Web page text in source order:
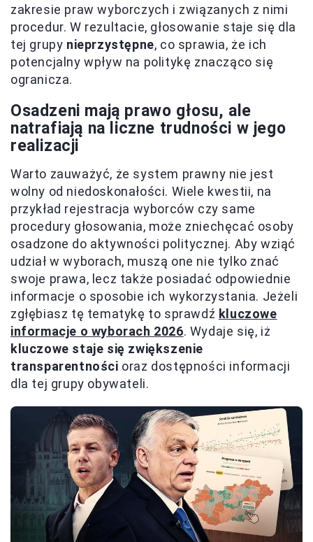
zakresie praw wyborczych i związanych z nimi
procedur. W rezultacie, głosowanie staje się dla
tej grupy nieprzystępne, co sprawia, że ich
potencjalny wpływ na politykę znacząco się
ogranicza.
Osadzeni mają prawo głosu, ale
natrafiają na liczne trudności w jego
realizacji
Warto zauważyć, że system prawny nie jest
wolny od niedoskonałości. Wiele kwestii, na
przykład rejestracja wyborców czy same
procedury głosowania, może zniechęcać osoby
osadzone do aktywności politycznej. Aby wziąć
udział w wyborach, muszą one nie tylko znać
swoje prawa, lecz także posiadać odpowiednie
informacje o sposobie ich wykorzystania. Jeżeli
zgłębiasz tę tematykę to sprawdź kluczowe
informacje o wyborach 2026. Wydaje się, iż
kluczowe staje się zwiększenie
transparentności oraz dostępności informacji
dla tej grupy obywateli.